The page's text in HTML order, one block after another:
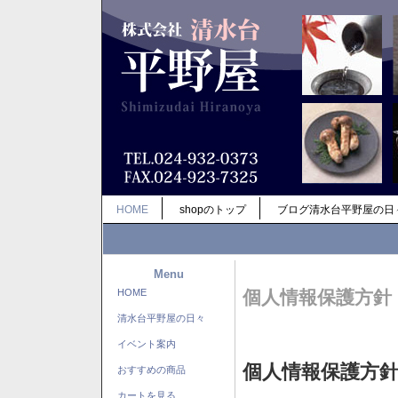
HOME shopのトップ ブログ清水台平野屋の日
Menu
HOME
清水台平野屋の日々
イベント案内
おすすめの商品
カートを見る
個人情報保護方針
個人情報保護方針